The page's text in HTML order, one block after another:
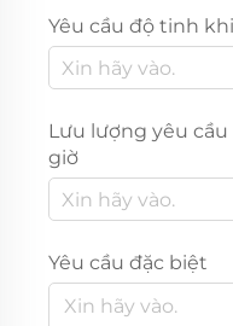
Yêu cầu độ tinh
Lưu lượng yêu
giờ
Yêu cầu đặc biệt